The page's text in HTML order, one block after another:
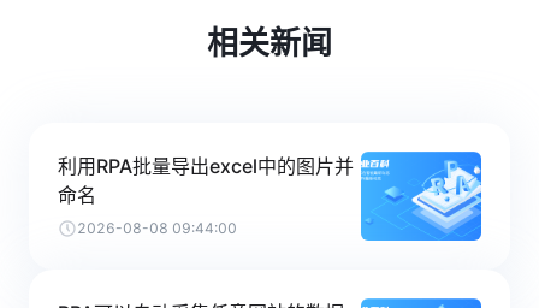
相关新闻
利用RPA批量导出excel中的图片并
命名
2026-08-08 09:44:00